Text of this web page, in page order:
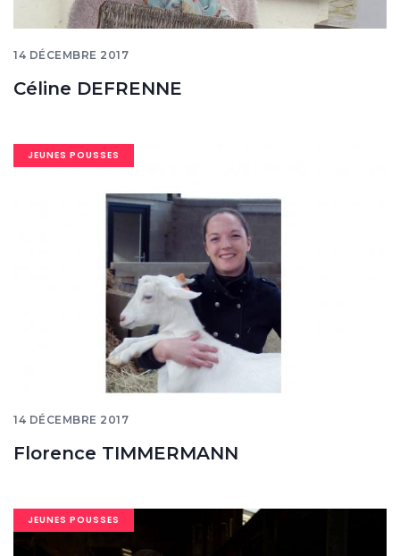
14 DÉCEMBRE 2017
Céline DEFRENNE
JEUNES POUSSES
Image
14 DÉCEMBRE 2017
Florence TIMMERMANN
JEUNES POUSSES
Image